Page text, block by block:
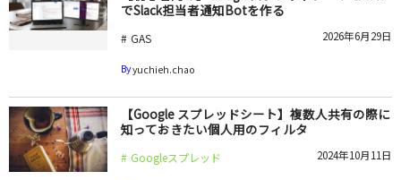
でSlack担当者通知Botを作る
GAS 2026年6月29日
Byyuchieh.chao
【Google スプレッドシート】複数人共有の際に
知っておきたい個人用のフィルタ
Googleスプレッド 2024年10月11日